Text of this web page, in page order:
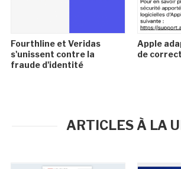
Fourthline et Veridas
s'unissent contre la
fraude d'identité
Apple
de
ARTICLES À LA